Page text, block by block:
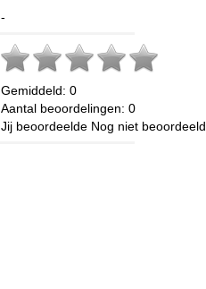
-
Gemiddeld:0
Aantal beoordelingen:0
Jij beoordeelde Nog niet beoordeeld